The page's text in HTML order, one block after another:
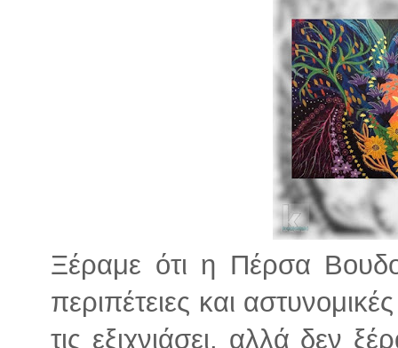
Ξέραμε ότι η Πέρσα
περιπέτειες και
τις εξιχνιάσει, αλλά δεν